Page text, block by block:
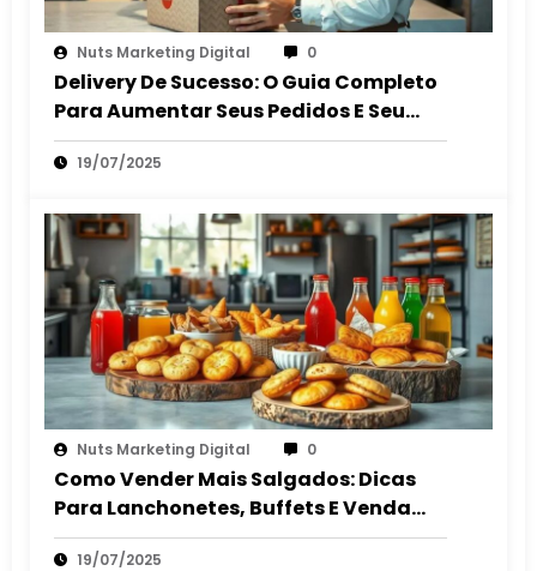
Nuts Marketing Digital 0
Delivery De Sucesso: O Guia Completo
Para Aumentar Seus Pedidos E Seu
Lucro
19/07/2025
Nuts Marketing Digital 0
Como Vender Mais Salgados: Dicas
Para Lanchonetes, Buffets E Venda
Autônoma
19/07/2025